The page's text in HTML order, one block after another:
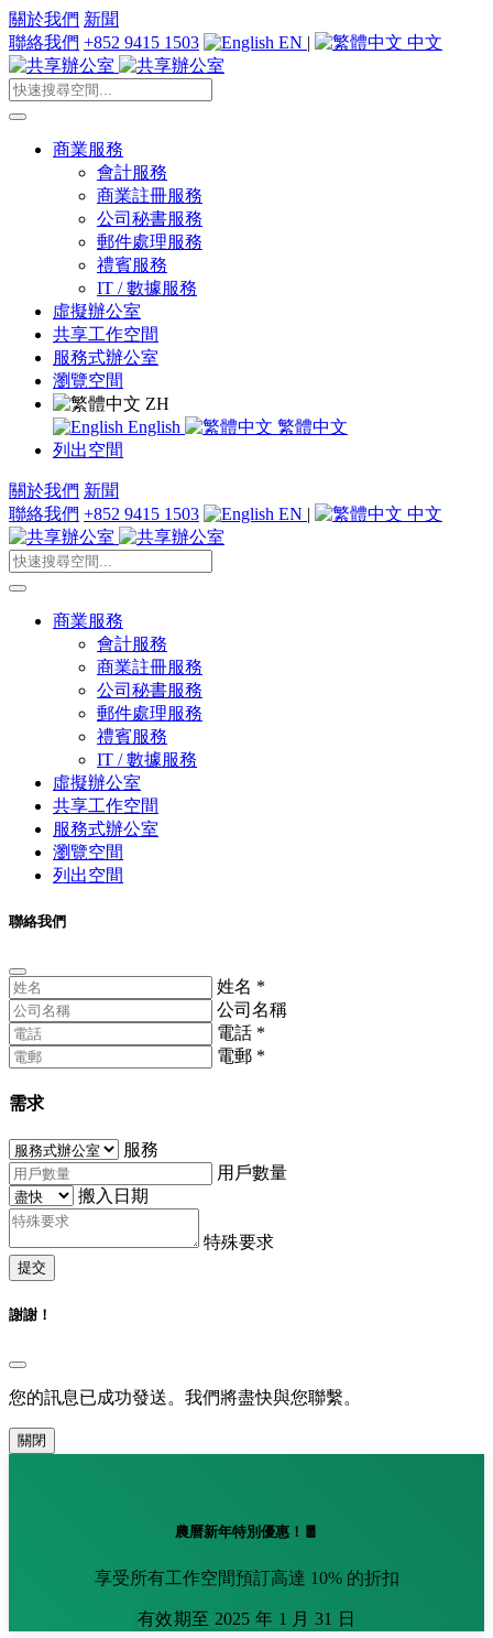
關於我們 新聞
聯絡我們 +852 9415 1503 EN | 中文
商業服務
會計服務
商業註冊服務
公司秘書服務
郵件處理服務
禮賓服務
IT / 數據服務
虛擬辦公室
共享工作空間
服務式辦公室
瀏覽空間
ZH
English
繁體中文
列出空間
關於我們 新聞
聯絡我們 +852 9415 1503 EN | 中文
商業服務
會計服務
商業註冊服務
公司秘書服務
郵件處理服務
禮賓服務
IT / 數據服務
虛擬辦公室
共享工作空間
服務式辦公室
瀏覽空間
列出空間
聯絡我們
姓名 *
公司名稱
電話 *
電郵 *
需求
服務
用戶數量
搬入日期
特殊要求
提交
謝謝！
您的訊息已成功發送。我們將盡快與您聯繫。
關閉
農曆新年特別優惠！🧧
享受所有工作空間預訂高達 10% 的折扣
有效期至 2025 年 1 月 31 日